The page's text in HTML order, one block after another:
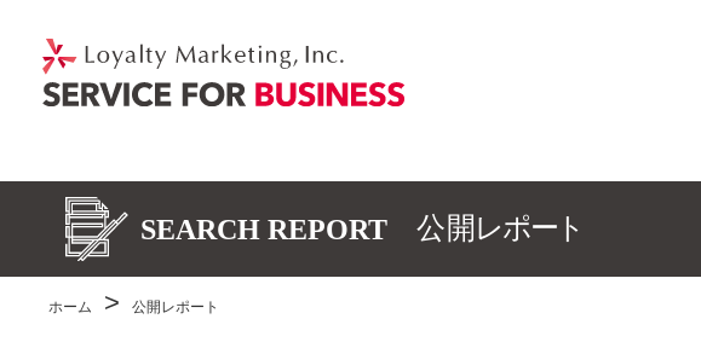
ホーム 公開レポート